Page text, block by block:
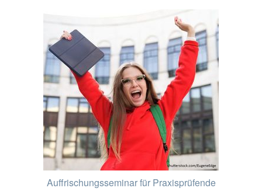
Auffrischungsseminar für Praxisprüfende